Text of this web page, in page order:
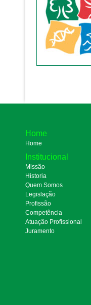
Home
Home
Institucional
Missão
Historia
Quem Somos
Legislação
Profissão
Competência
Atuação Profissional
Juramento